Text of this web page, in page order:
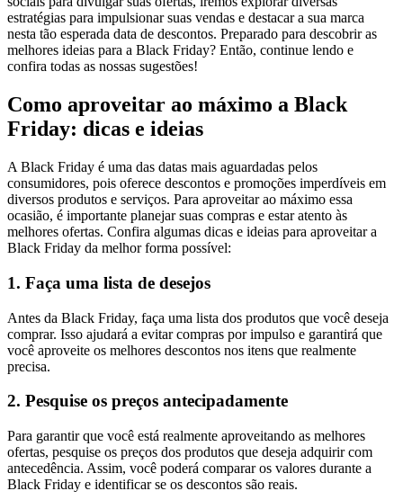
estratégias para impulsionar suas vendas e destacar a sua marca
nesta tão esperada data de descontos. Preparado para descobrir as
melhores ideias para a Black Friday? Então, continue lendo e
confira todas as nossas sugestões!
Como aproveitar ao máximo a Black
Friday: dicas e ideias
A Black Friday é uma das datas mais aguardadas pelos
consumidores, pois oferece descontos e promoções imperdíveis em
diversos produtos e serviços. Para aproveitar ao máximo essa
ocasião, é importante planejar suas compras e estar atento às
melhores ofertas. Confira algumas dicas e ideias para aproveitar a
Black Friday da melhor forma possível:
1. Faça uma lista de desejos
Antes da Black Friday, faça uma lista dos produtos que você deseja
comprar. Isso ajudará a evitar compras por impulso e garantirá que
você aproveite os melhores descontos nos itens que realmente
precisa.
2. Pesquise os preços antecipadamente
Para garantir que você está realmente aproveitando as melhores
ofertas, pesquise os preços dos produtos que deseja adquirir com
antecedência. Assim, você poderá comparar os valores durante a
Black Friday e identificar se os descontos são reais.